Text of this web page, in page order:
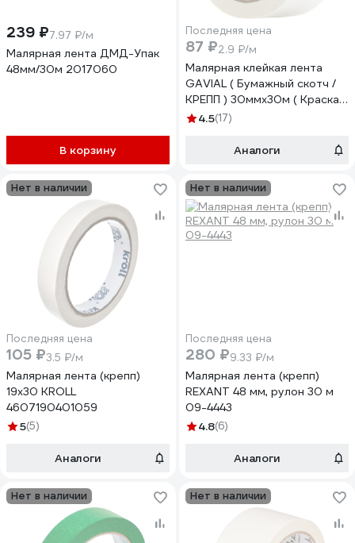
239 ₽7.97 ₽/м
Малярная лента ДМД-Упак
48мм/30м 2017060
В корзину
Последняя цена
87 ₽2.9 ₽/м
Малярная клейкая лента
GAVIAL ( Бумажный скотч /
КРЕПП ) 30ммх30м ( Краска и
защита стен ) 1537
4.5(17)
Аналоги
Нет в наличии
Последняя цена
105 ₽3.5 ₽/м
Малярная лента (крепп)
19x30 KROLL
4607190401059
5(5)
Аналоги
Нет в наличии
Последняя цена
280 ₽9.33 ₽/м
Малярная лента (крепп)
REXANT 48 мм, рулон 30 м
09-4443
4.8(6)
Аналоги
Нет в наличии Нет в наличии